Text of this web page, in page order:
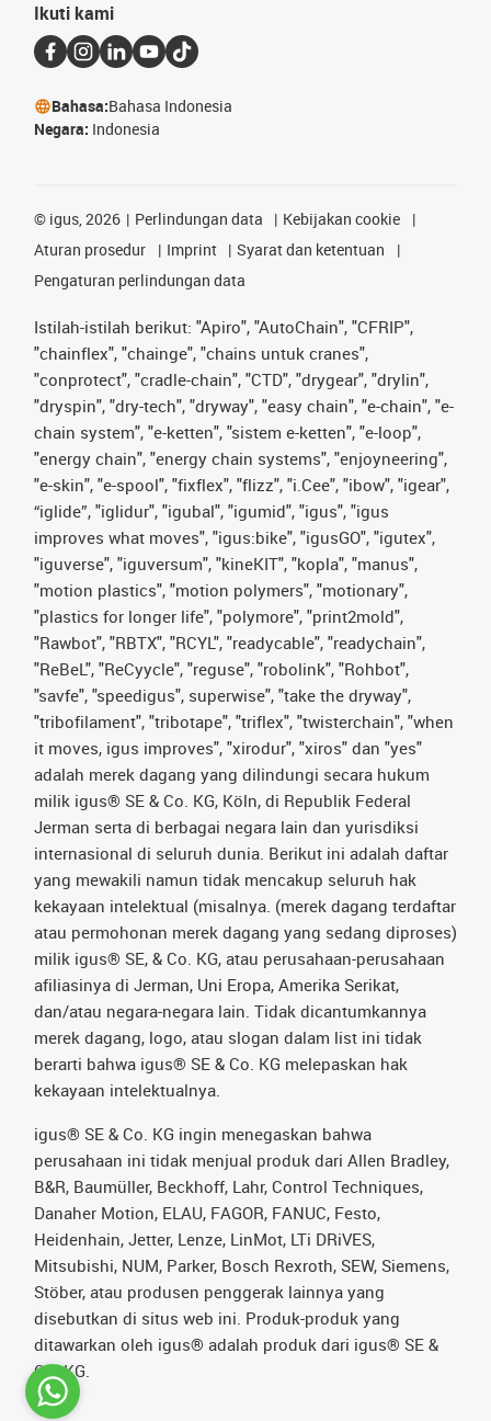
Ikuti kami
Bahasa:Bahasa Indonesia
Negara: Indonesia
© igus, 2026 Perlindungan data
Kebijakan cookie
Aturan prosedur
Imprint
Syarat dan ketentuan
Pengaturan perlindungan data
Istilah-istilah berikut: "Apiro", "AutoChain", "CFRIP",
"chainflex", "chainge", "chains untuk cranes",
"conprotect", "cradle-chain", "CTD", "drygear", "drylin",
"dryspin", "dry-tech", "dryway", "easy chain", "e-chain", "e-
chain system", "e-ketten", "sistem e-ketten", "e-loop",
"energy chain", "energy chain systems", "enjoyneering",
"e-skin", "e-spool", "fixflex", "flizz", "i.Cee", "ibow", "igear",
“iglide”, "iglidur", "igubal", "igumid", "igus", "igus
improves what moves", "igus:bike", "igusGO", "igutex",
"iguverse", "iguversum", "kineKIT", "kopla", "manus",
"motion plastics", "motion polymers", "motionary",
"plastics for longer life", "polymore", "print2mold",
"Rawbot", "RBTX", "RCYL", "readycable", "readychain",
"ReBeL", "ReCyycle", "reguse", "robolink", "Rohbot",
"savfe", "speedigus", superwise", "take the dryway",
"tribofilament", "tribotape", "triflex", "twisterchain", "when
it moves, igus improves", "xirodur", "xiros" dan "yes"
adalah merek dagang yang dilindungi secara hukum
milik igus® SE & Co. KG, Köln, di Republik Federal
Jerman serta di berbagai negara lain dan yurisdiksi
internasional di seluruh dunia. Berikut ini adalah daftar
yang mewakili namun tidak mencakup seluruh hak
kekayaan intelektual (misalnya. (merek dagang terdaftar
atau permohonan merek dagang yang sedang diproses)
milik igus® SE, & Co. KG, atau perusahaan-perusahaan
afiliasinya di Jerman, Uni Eropa, Amerika Serikat,
dan/atau negara-negara lain. Tidak dicantumkannya
merek dagang, logo, atau slogan dalam list ini tidak
berarti bahwa igus® SE & Co. KG melepaskan hak
kekayaan intelektualnya.
igus® SE & Co. KG ingin menegaskan bahwa
perusahaan ini tidak menjual produk dari Allen Bradley,
B&R, Baumüller, Beckhoff, Lahr, Control Techniques,
Danaher Motion, ELAU, FAGOR, FANUC, Festo,
Heidenhain, Jetter, Lenze, LinMot, LTi DRiVES,
Mitsubishi, NUM, Parker, Bosch Rexroth, SEW, Siemens,
Stöber, atau produsen penggerak lainnya yang
disebutkan di situs web ini. Produk-produk yang
ditawarkan oleh igus® adalah produk dari igus® SE &
Co. KG.